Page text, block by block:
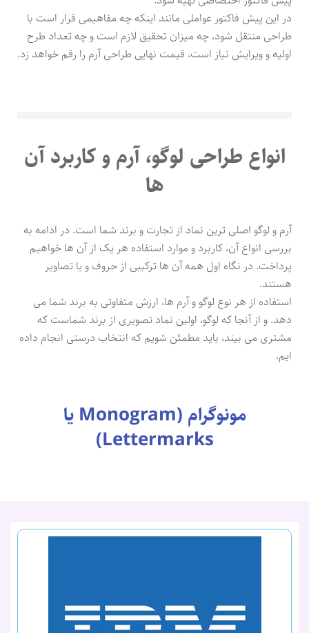
در این پیش فاکتور عواملی مانند اینکه چه مفاهیمی قرار است با
طراحی منتقل شود، چه میزان تحقیق لازم است و چه تعداد طرح
اولیه و ویرایش نیاز است، قیمت نهایی طراحی آرم را رقم خواهد زد.
انواع طراحی لوگو، آرم و کاربرد آن
ها
آرم و لوگو اصلی ترین نماد از تجارت و برند شما است. در ادامه به
بررسی انواع آن، کاربرد و موارد استفاده هر یک از آن ها خواهیم
پرداخت. در نگاه اول همه آن ها ترکیبی از حروف و یا تصاویر
هستند.
استفاده از هر نوع لوگو و آرم ها، ارزش متفاوتی به برند شما می
دهد. و از آنجا که لوگو، اولین نماد تصویری از برند شماست که
مشتری می بیند، باید مطمئن شویم که انتخاب درستی انجام داده
ایم.
مونوگرام (Monogram یا
Lettermarks)